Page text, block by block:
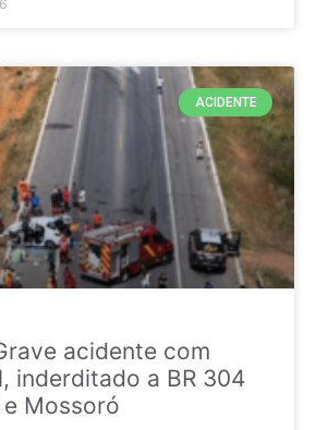
ACIDENTE
acidente com
inderditado a BR 304
Mossoró